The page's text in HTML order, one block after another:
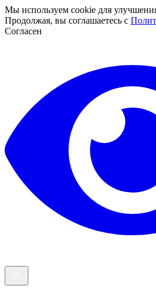
Мы используем cookie для
Продолжая, вы соглашаетесь с
Согласен